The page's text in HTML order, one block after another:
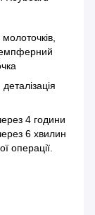
4 години
6 хвилин
операції.